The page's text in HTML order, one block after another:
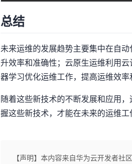
总结
未来运维的发展趋势主要集中在自
升效率和准确性；云原生运维利用
器学习优化运维工作，提高运维效率
随着这些新技术的不断发展和应用
握这些新技术，才能在未来的运维工
【声明】本内容来自华为云开发者